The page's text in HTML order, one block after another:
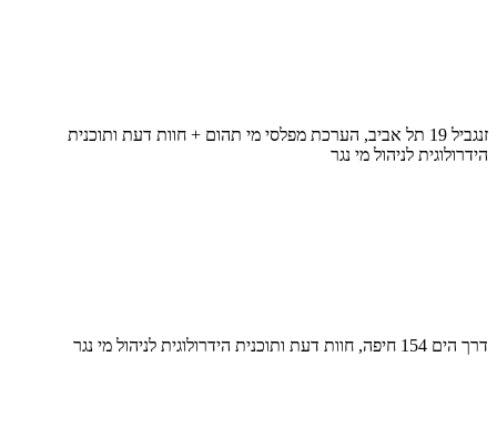
זנגביל 19 תל אביב, הערכת מפלסי מי תהום + חוות דעת ותוכנית
הידרולוגית לניהול מי נגר
דרך הים 154 חיפה, חוות דעת ותוכנית הידרולוגית לניהול מי נגר